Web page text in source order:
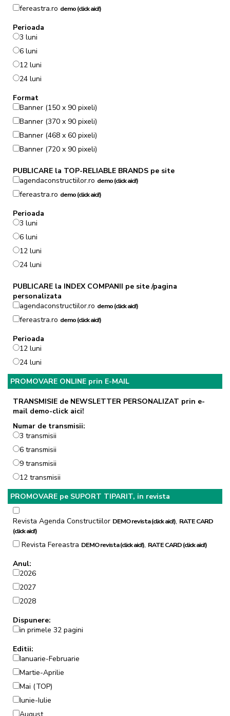
fereastra.ro demo (click aici!)
Perioada
3 luni
6 luni
12 luni
24 luni
Format
Banner (150 x 90 pixeli)
Banner (370 x 90 pixeli)
Banner (468 x 60 pixeli)
Banner (720 x 90 pixeli)
PUBLICARE la TOP-RELIABLE BRANDS pe site
agendaconstructiilor.ro demo (click aici!)
fereastra.ro demo (click aici!)
Perioada
3 luni
6 luni
12 luni
24 luni
PUBLICARE la INDEX COMPANII pe site /pagina
personalizata
agendaconstructiilor.ro demo (click aici!)
fereastra.ro demo (click aici!)
Perioada
12 luni
24 luni
PROMOVARE ONLINE prin E-MAIL
TRANSMISIE de NEWSLETTER PERSONALIZAT prin e-
mail demo-click aici!
Numar de transmisii:
3 transmisii
6 transmisii
9 transmisii
12 transmisii
PROMOVARE pe SUPORT TIPARIT, in revista
Revista Agenda Constructiilor DEMO revista (click aici!), RATE CARD
(click aici!)
Revista Fereastra DEMO revista (click aici!), RATE CARD (click aici!)
Anul:
2026
2027
2028
Dispunere:
in primele 32 pagini
Editii:
Ianuarie-Februarie
Martie-Aprilie
Mai (TOP)
Iunie-Iulie